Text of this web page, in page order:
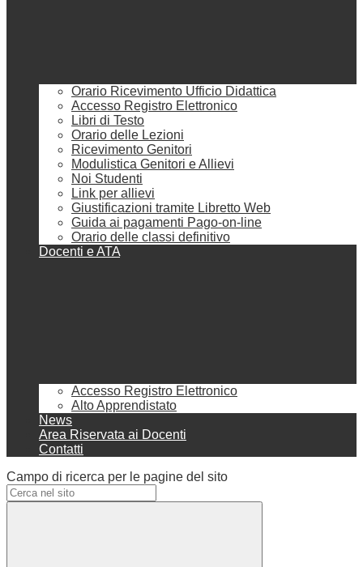
Orario Ricevimento Ufficio Didattica
Accesso Registro Elettronico
Libri di Testo
Orario delle Lezioni
Ricevimento Genitori
Modulistica Genitori e Allievi
Noi Studenti
Link per allievi
Giustificazioni tramite Libretto Web
Guida ai pagamenti Pago-on-line
Orario delle classi definitivo
Docenti e ATA
Accesso Registro Elettronico
Alto Apprendistato
News
Area Riservata ai Docenti
Contatti
Campo di ricerca per le pagine del sito